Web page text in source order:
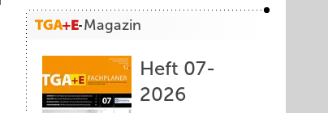
Magazin
Heft 07-
2026